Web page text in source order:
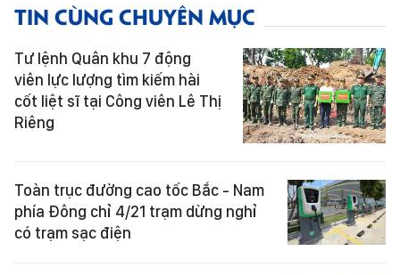
TIN CÙNG CHUYÊN MỤC
Tư lệnh Quân khu 7 động
viên lực lượng tìm kiếm hài
cốt liệt sĩ tại Công viên Lê Thị
Riêng
Toàn trục đường cao tốc Bắc - Nam
phía Đông chỉ 4/21 trạm dừng nghỉ
có trạm sạc điện